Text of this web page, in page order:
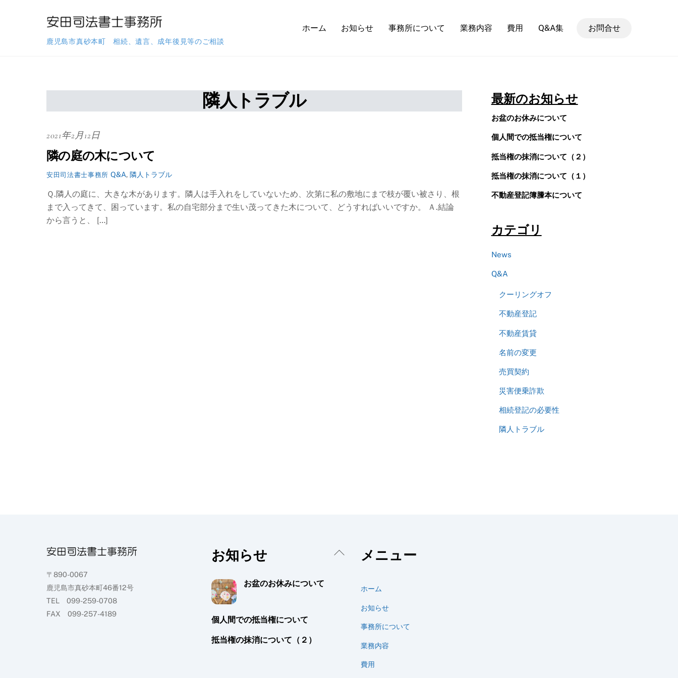
鹿児島市真砂本町 相続、遺言、成年後見等のご相談
ホーム お知らせ 事務所について 業務内容 費用 Q&A集 お問合せ
隣人トラブル
2021年2月12日
隣の庭の木について
安田司法書士事務所 Q&A, 隣人トラブル
Ｑ.隣人の庭に、大きな木があります。隣人は手入れをしていないため、次第に私の敷地にまで枝が覆い被さり、根
まで入ってきて、困っています。私の自宅部分まで生い茂ってきた木について、どうすればいいですか。 Ａ.結論
から言うと、 […]
最新のお知らせ
お盆のお休みについて
個人間での抵当権について
抵当権の抹消について（２）
抵当権の抹消について（１）
不動産登記簿謄本について
カテゴリ
News
Q&A
クーリングオフ
不動産登記
不動産賃貸
名前の変更
売買契約
災害便乗詐欺
相続登記の必要性
隣人トラブル
Back
〒890-0067
鹿児島市真砂本町46番12号
TEL 099-259-0708
FAX 099-257-4189
お知らせ
お盆のお休みについて
個人間での抵当権について
抵当権の抹消について（２）
メニュー
ホーム
お知らせ
事務所について
業務内容
費用